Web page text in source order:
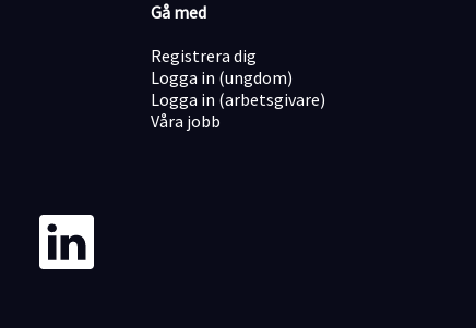
Gå med
Registrera dig
Logga in (ungdom)
Logga in (arbetsgivare)
Våra jobb